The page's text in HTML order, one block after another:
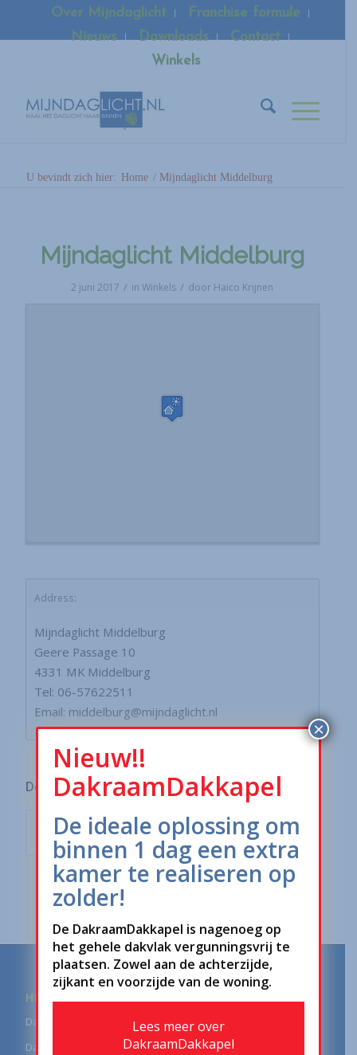
Over Mijndaglicht
Franchise formule
Nieuws
Downloads
Contact
Winkels
U bevindt zich hier: Home / Mijndaglicht Middelburg
Mijndaglicht Middelburg
2 juni 2017 / inWinkels / door Haico Krijnen
Address:
Mijndaglicht Middelburg
Geere Passage 10
4331 MK Middelburg
Tel: 06-57622511
Email: middelburg@mijndaglicht.nl
Deel dit stuk
HELLEND DAK
Dakraam
Daglichtbuis
Nieuw!!
DakraamDakkapel
De ideale oplossing om
binnen 1 dag een extra
kamer te realiseren op
zolder!
De DakraamDakkapel is nagenoeg op
het gehele dakvlak vergunningsvrij te
plaatsen. Zowel aan de achterzijde,
zijkant en voorzijde van de woning.
Lees meer over
DakraamDakkapel
×